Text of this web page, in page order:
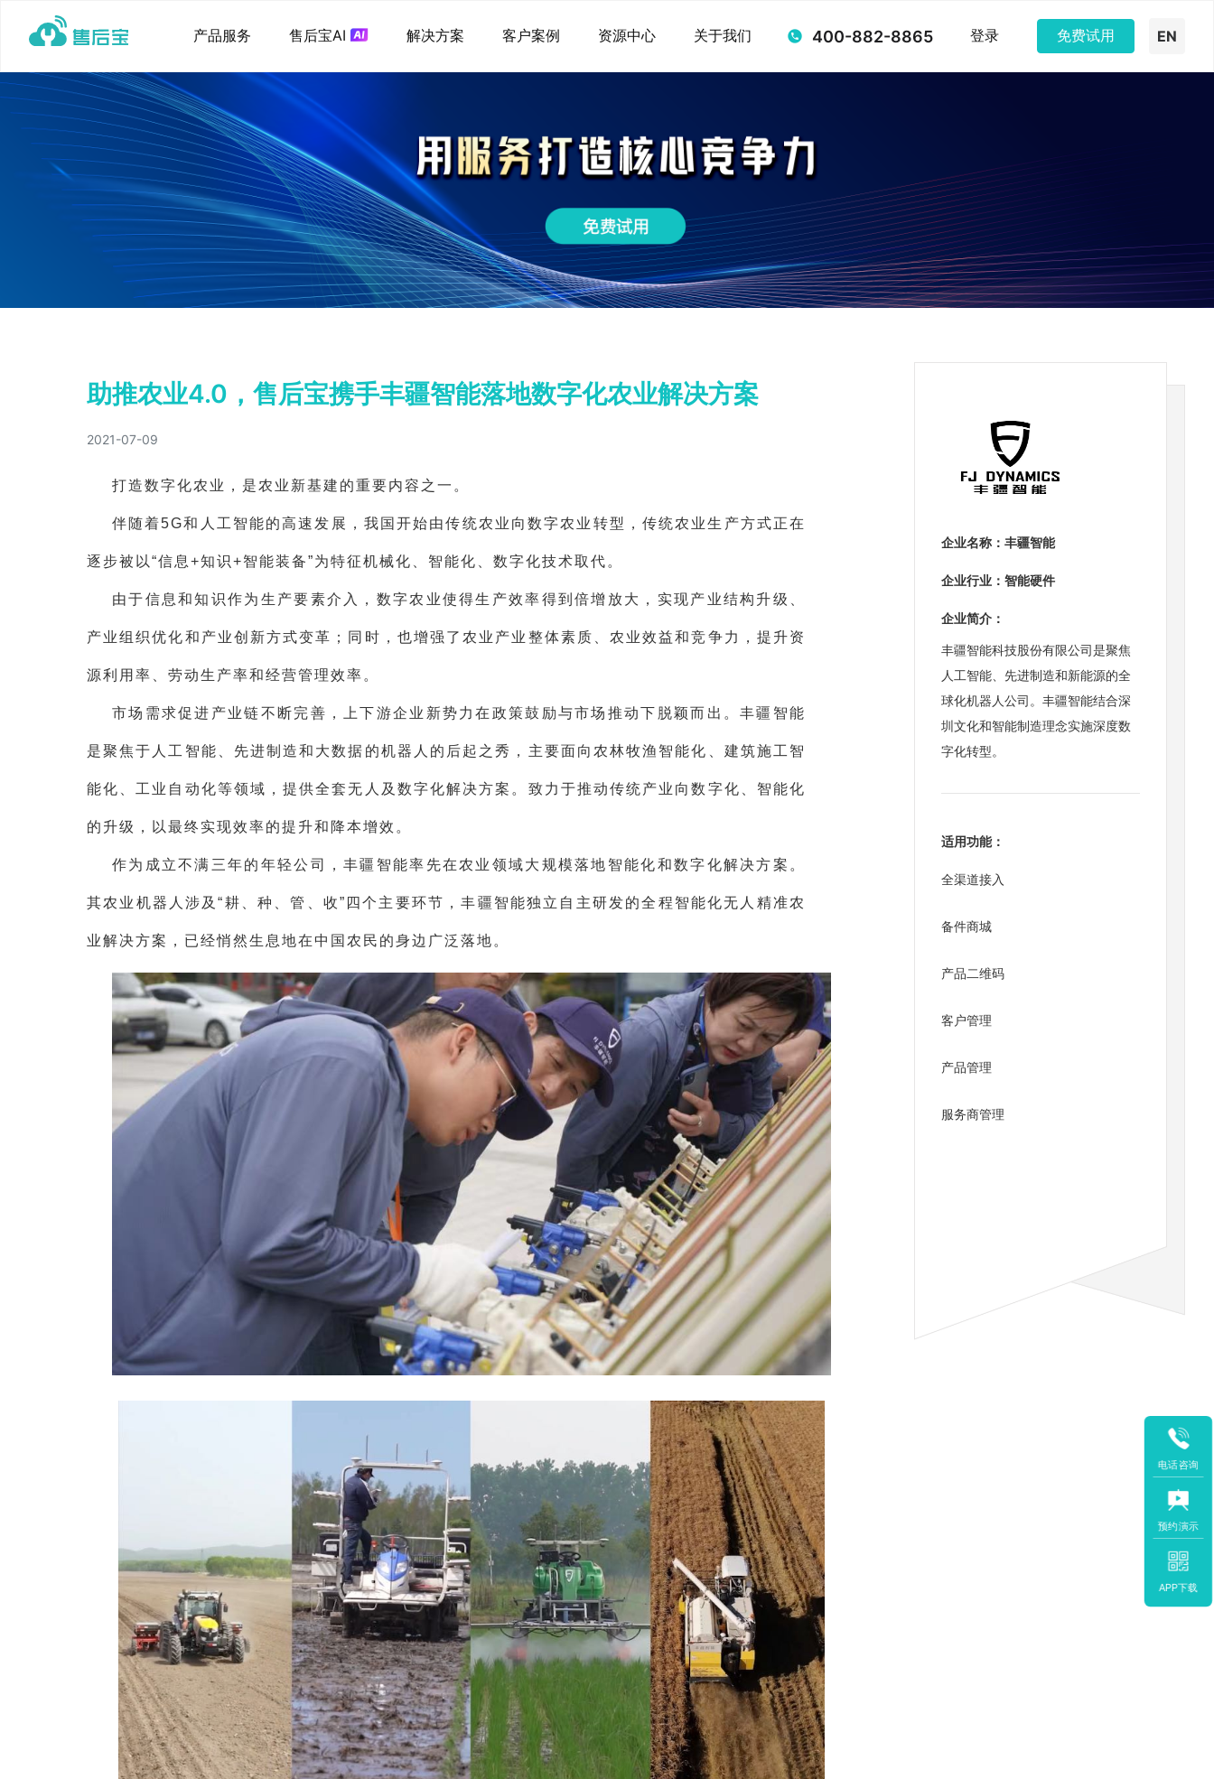
产品服务 售后宝AI 解决方案 客户案例 资源中心 关于我们 400-882-8865 登录 免费试用 EN
助推农业4.0，售后宝携手丰疆智能落地数字化农业解决方案
2021-07-09
打造数字化农业，是农业新基建的重要内容之一。
伴随着5G和人工智能的高速发展，我国开始由传统农业向数字农业转型，传统农业生产方式正在
逐步被以“信息+知识+智能装备”为特征机械化、智能化、数字化技术取代。
由于信息和知识作为生产要素介入，数字农业使得生产效率得到倍增放大，实现产业结构升级、
产业组织优化和产业创新方式变革；同时，也增强了农业产业整体素质、农业效益和竞争力，提升资
源利用率、劳动生产率和经营管理效率。
市场需求促进产业链不断完善，上下游企业新势力在政策鼓励与市场推动下脱颖而出。丰疆智能
是聚焦于人工智能、先进制造和大数据的机器人的后起之秀，主要面向农林牧渔智能化、建筑施工智
能化、工业自动化等领域，提供全套无人及数字化解决方案。致力于推动传统产业向数字化、智能化
的升级，以最终实现效率的提升和降本增效。
作为成立不满三年的年轻公司，丰疆智能率先在农业领域大规模落地智能化和数字化解决方案。
其农业机器人涉及“耕、种、管、收”四个主要环节，丰疆智能独立自主研发的全程智能化无人精准农
业解决方案，已经悄然生息地在中国农民的身边广泛落地。
企业名称：丰疆智能
企业行业：智能硬件
企业简介：
丰疆智能科技股份有限公司是聚焦
人工智能、先进制造和新能源的全
球化机器人公司。丰疆智能结合深
圳文化和智能制造理念实施深度数
字化转型。
适用功能：
全渠道接入
备件商城
产品二维码
客户管理
产品管理
服务商管理
电话咨询
预约演示
APP下载